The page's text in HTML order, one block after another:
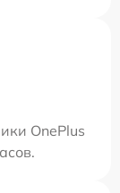
OnePlus